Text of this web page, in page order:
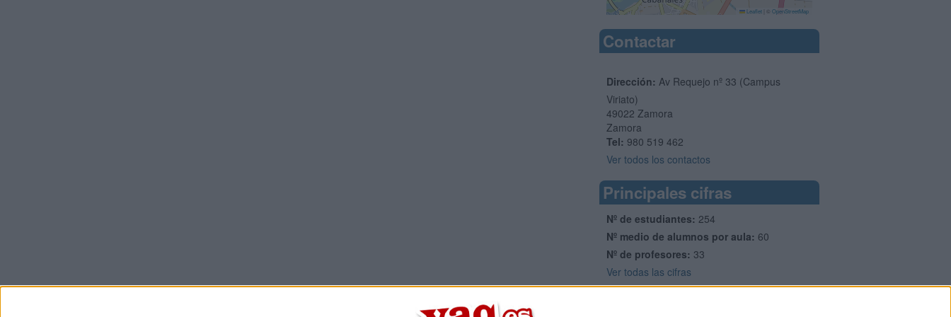
Leaflet © OpenStreetMap
Contactar
Dirección: Av Requejo nº 33 (Campus
Viriato)
49022 Zamora
Zamora
Tel: 980 519 462
Ver todos los contactos
Principales cifras
Nº de estudiantes: 254
Nº medio de alumnos por aula: 60
Nº de profesores: 33
Ver todas las cifras